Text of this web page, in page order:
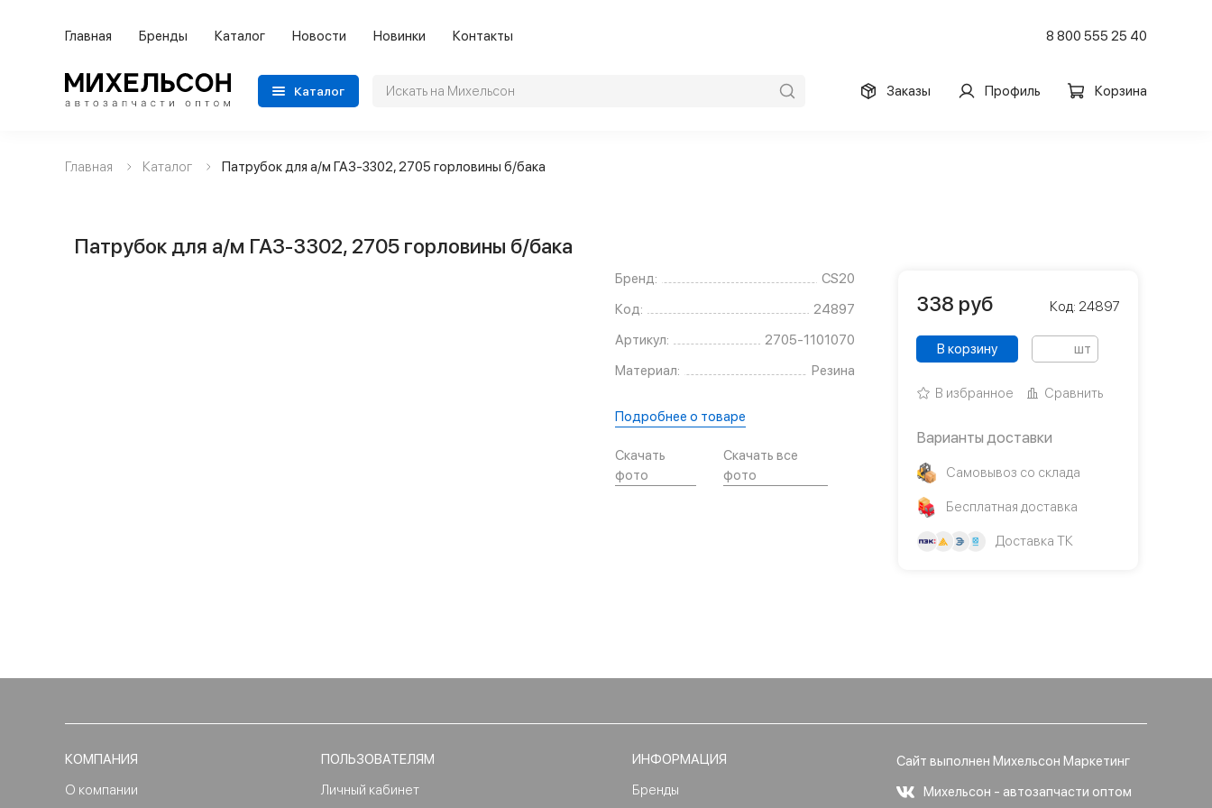
Главная Бренды Каталог Новости Новинки Контакты 8 800 555 25 40
Каталог Заказы Профиль Корзина
Применяемость
Категории автозапчастей
Главная Каталог Патрубок для а/м ГАЗ-3302, 2705 горловины б/бака
Патрубок для а/м ГАЗ-3302, 2705 горловины б/бака
Бренд:
CS20
Код:
24897
Артикул:
2705-1101070
Материал:
Резина
Подробнее о товаре
Скачать
фото
Скачать все
фото
338 руб Код: 24897
В корзину шт
В избранное Сравнить
Варианты доставки
Самовывоз со склада
Бесплатная доставка
Доставка ТК
КОМПАНИЯ
О компании
ПОЛЬЗОВАТЕЛЯМ
Личный кабинет
ИНФОРМАЦИЯ
Бренды
Сайт выполнен Михельсон Маркетинг
Михельсон - автозапчасти оптом